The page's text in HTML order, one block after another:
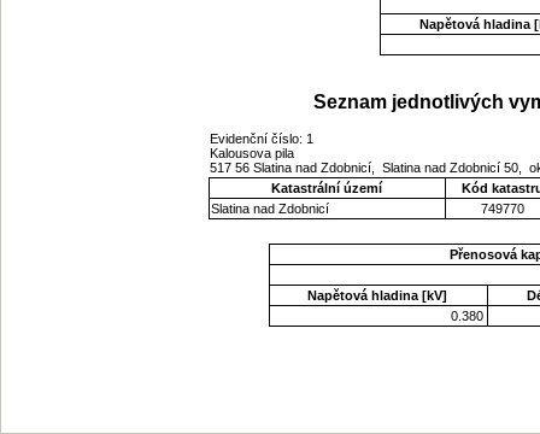
Napětová hladina
Seznam jednotlivých
Evidenční číslo: 1
Kalousova pila
517 56 Slatina nad Zdobnicí, Slatina nad Zdobnicí 50,
Katastrální území
Kód
Slatina nad Zdobnicí
749770
Přenosová
Napětová hladina [kV]
0.380